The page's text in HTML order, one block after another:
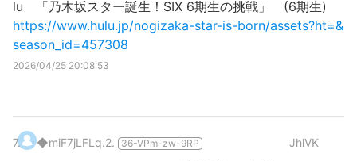
lu 「乃木坂スター誕生！SIX 6期生の挑戦」 (6期生)
https://www.hulu.jp/nogizaka-star-is-born/assets?ht=&
season_id=457308
2026/04/25 20:08:53
7. ◆miF7jLFLq.2. 36-VPm-zw-9RP JhlVK